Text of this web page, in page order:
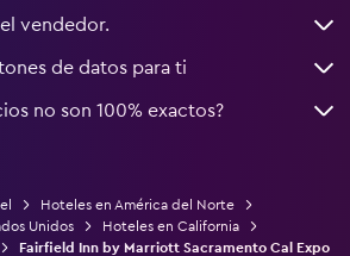
vendedor.
de datos para ti
no son 100% exactos?
Hoteles en América del Norte
Unidos
Hoteles en California
Fairfield Inn by Marriott Sacramento Cal Expo